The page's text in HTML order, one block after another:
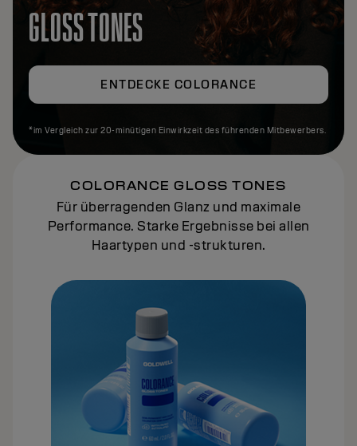
GLOSS TONES
ENTDECKE COLORANCE
*im Vergleich zur 20-minütigen Einwirkzeit des führenden Mitbewerbers.
COLORANCE GLOSS TONES
Für überragenden Glanz und maximale
Performance. Starke Ergebnisse bei allen
Haartypen und -strukturen.